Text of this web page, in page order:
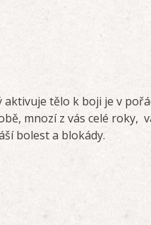
tělo k boji je v
mnozí z vás celé roky,
bolest a blokády.